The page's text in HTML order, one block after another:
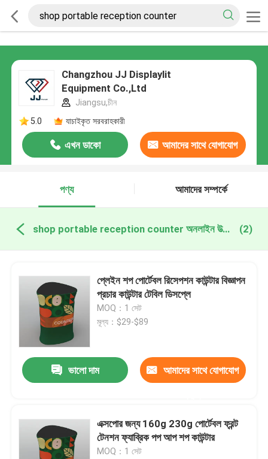
Changzhou JJ Displaylit
Equipment Co.,Ltd
Jiangsu,চীন
5.0
যাচাইকৃত সরবরাহকারী
এখন ডাকো আমাদের সাথে যোগাযোগ
পণ্য
আমাদের সম্পর্কে
shop portable reception counter অনলাইন উত্পাদন (2)
প্লেইন শপ পোর্টেবল রিসেপশন কাউন্টার বিজ্ঞাপন
প্রচার কাউন্টার টেবিল ডিসপ্লে
MOQ：1 সেট
মূল্য：$29-$89
ভালো দাম আমাদের সাথে যোগাযোগ
এক্সপোর জন্য 160g 230g পোর্টেবল ফ্রন্ট
টেনশন ফ্যাব্রিক পপ আপ শপ কাউন্টার
MOQ：1 সেট